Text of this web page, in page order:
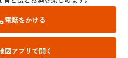
電話をかける
図アプリで開く